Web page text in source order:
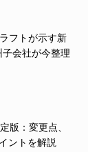
フトが示す新
会社が今整理
版：変更点、
ントを解説